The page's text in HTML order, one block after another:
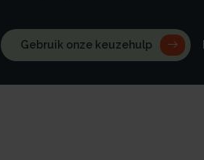
Gebruik onze keuzehulp